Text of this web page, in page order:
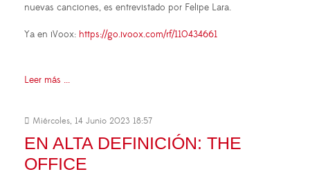
nuevas canciones, es entrevistado por Felipe Lara.
Ya en iVoox: https://go.ivoox.com/rf/110434661
Leer más ...
Miércoles, 14 Junio 2023 18:57
EN ALTA DEFINICIÓN: THE
OFFICE